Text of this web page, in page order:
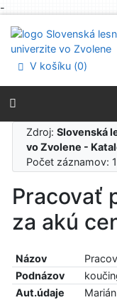
-
Prejsť na menu
Prehlásenie o
V košíku (0)
Zdroj:Slovenská
vo Zvolene -
Počet záznamov: 1
Pracovať
za akú
Názov
Podnázov
Aut.údaje